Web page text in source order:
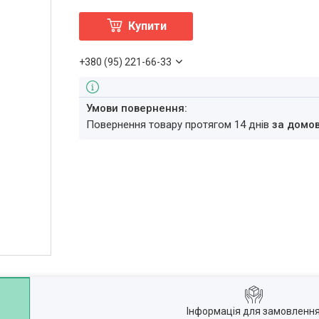
Купити
+380 (95) 221-66-33
повернення товару протягом 14 днівза
Інформація для замовлення